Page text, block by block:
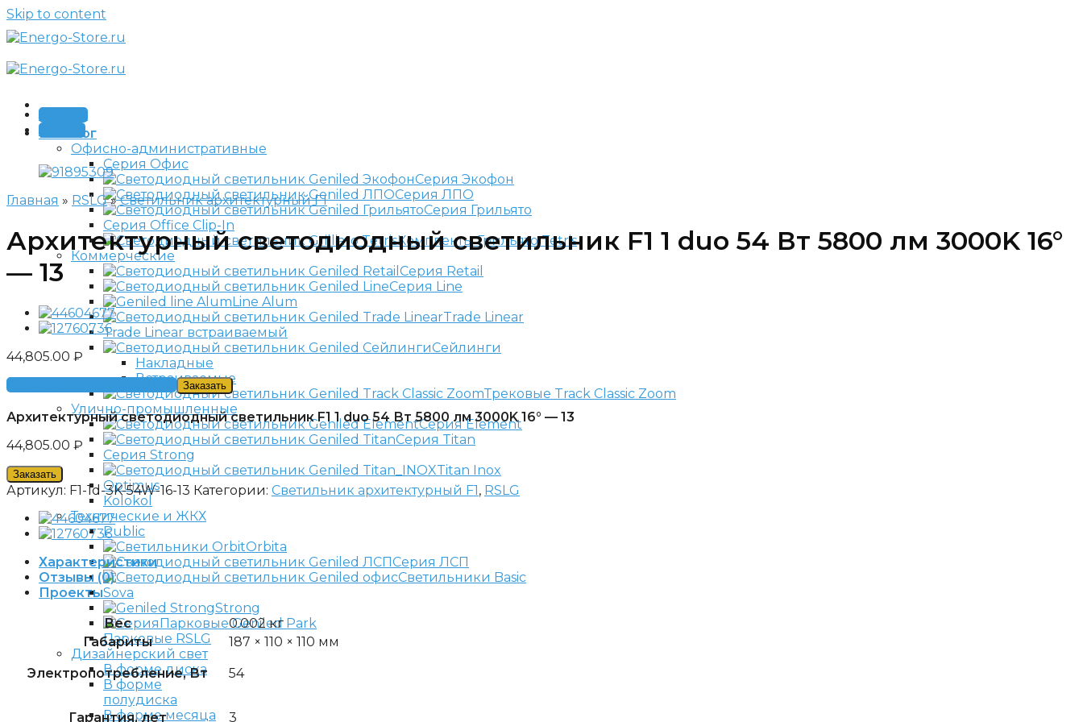
Skip to content
Каталог
Офисно-административные
Серия Офис
Серия Экофон
Серия ЛПО
Серия Грильято
Серия Office Clip-In
Комплекты Грильято Tetris
Коммерческие
Серия Retail
Серия Line
Line Alum
Trade Linear
Trade Linear встраиваемый
Сейлинги
Накладные
Встраиваемые
Трековые Track Classic Zoom
Улично-промышленные
Серия Element
Серия Titan
Серия Strong
Titan Inox
Optimus
Kolokol
Технические и ЖКХ
Public
Orbita
Серия ЛСП
Светильники Basic
Sova
Strong
Парковые Geniled Park
Парковые RSLG
Дизайнерский свет
В форме диска
В форме
полудиска
В форме месяца
Звонок
Заявка
Главная » RSLG»Светильник архитектурный F1
Архитектурный светодиодный светильник F1 1 duo 54 Вт 5800 лм 3000K 16°
— 13
44,805.00 ₽
Получить консультацию
Заказать
Архитектурный светодиодный светильник F1 1 duo 54 Вт 5800 лм 3000K 16° — 13
44,805.00 ₽
Заказать
Артикул: F1-1d-3K-54W-16-13 Категории: Светильник архитектурный F1, RSLG
Характеристики
Отзывы (0)
Проекты
Вес
0.002 кг
Габариты
187 × 110 × 110 мм
Электропотребление, Вт 54
Гарантия, лет 3